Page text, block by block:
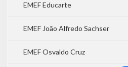
EMEF Educarte
EMEF João Alfredo Sachser
EMEF Osvaldo Cruz